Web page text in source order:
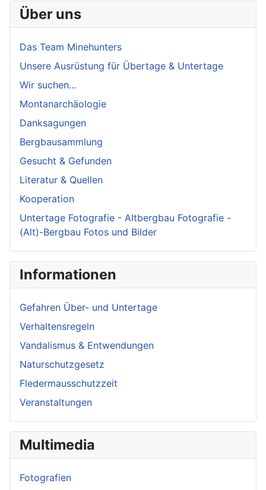
Über uns
Das Team Minehunters
Unsere Ausrüstung für Übertage & Untertage
Wir suchen...
Montanarchäologie
Danksagungen
Bergbausammlung
Gesucht & Gefunden
Literatur & Quellen
Kooperation
Untertage Fotografie - Altbergbau Fotografie -
(Alt)-Bergbau Fotos und Bilder
Informationen
Gefahren Über- und Untertage
Verhaltensregeln
Vandalismus & Entwendungen
Naturschutzgesetz
Fledermausschutzzeit
Veranstaltungen
Multimedia
Fotografien